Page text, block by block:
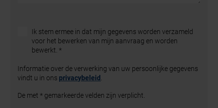
Ik stem ermee in dat mijn gegevens worden verzameld
voor het bewerken van mijn aanvraag en worden
bewerkt. *
Informatie over de verwerking van uw persoonlijke gegevens
vindt u in ons privacybeleid
De met * gemarkeerde velden zijn verplicht.